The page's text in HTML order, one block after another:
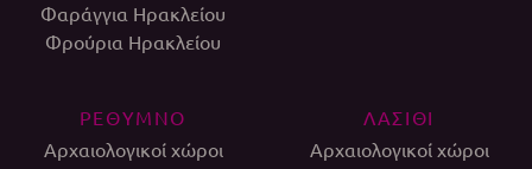
Φαράγγια Ηρακλείου
Φρούρια Ηρακλείου
ΡΕΘΥΜΝΟ
Αρχαιολογικοί χώροι
ΛΑΣΙΘΙ
Αρχαιολογικοί χώροι